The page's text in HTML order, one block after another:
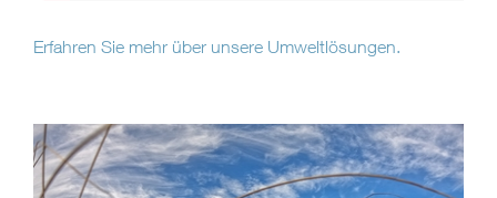
Erfahren Sie mehr über unsere Umweltlösungen.